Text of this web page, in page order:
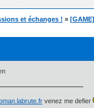
et échanges ! »
venez me defier